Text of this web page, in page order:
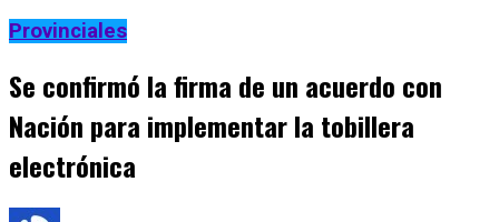
Provinciales
Se confirmó la firma de un acuerdo con
Nación para implementar la tobillera
electrónica